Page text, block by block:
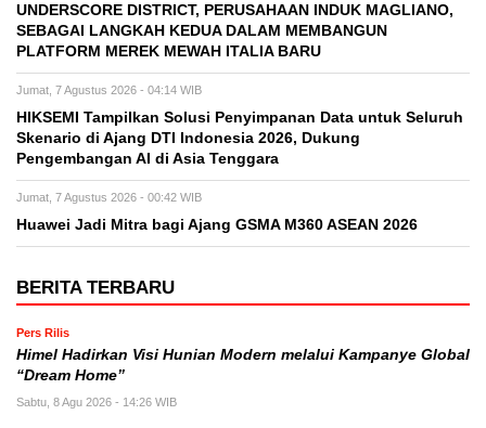
UNDERSCORE DISTRICT, PERUSAHAAN INDUK MAGLIANO,
SEBAGAI LANGKAH KEDUA DALAM MEMBANGUN
PLATFORM MEREK MEWAH ITALIA BARU
Jumat, 7 Agustus 2026 - 04:14 WIB
HIKSEMI Tampilkan Solusi Penyimpanan Data untuk Seluruh
Skenario di Ajang DTI Indonesia 2026, Dukung
Pengembangan AI di Asia Tenggara
Jumat, 7 Agustus 2026 - 00:42 WIB
Huawei Jadi Mitra bagi Ajang GSMA M360 ASEAN 2026
BERITA TERBARU
Pers Rilis
Himel Hadirkan Visi Hunian Modern melalui Kampanye Global
“Dream Home”
Sabtu, 8 Agu 2026 - 14:26 WIB